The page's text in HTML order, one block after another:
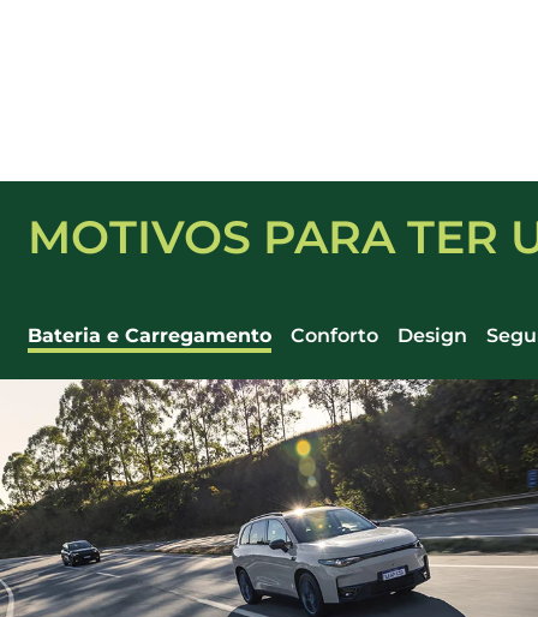
MOTIVOS PARA TER
Bateria e Carregamento Conforto Design